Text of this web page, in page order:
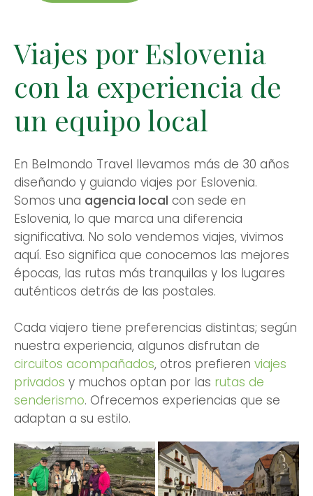
Viajes por Eslovenia
con la experiencia de
un equipo local
En Belmondo Travel llevamos más de 30 años
diseñando y guiando viajes por Eslovenia.
Somos una agencia local con sede en
Eslovenia, lo que marca una diferencia
significativa. No solo vendemos viajes, vivimos
aquí. Eso significa que conocemos las mejores
épocas, las rutas más tranquilas y los lugares
auténticos detrás de las postales.
Cada viajero tiene preferencias distintas; según
nuestra experiencia, algunos disfrutan de
circuitos acompañados, otros prefieren viajes
privados y muchos optan por las rutas de
senderismo. Ofrecemos experiencias que se
adaptan a su estilo.